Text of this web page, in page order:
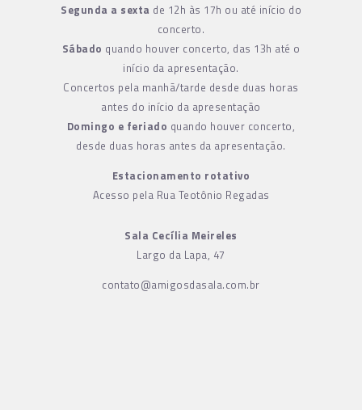
Segunda a sexta de 12h às 17h ou até início do
concerto.
Sábado quando houver concerto, das 13h até o
início da apresentação.
Concertos pela manhã/tarde desde duas horas
antes do início da apresentação
Domingo e feriado quando houver concerto,
desde duas horas antes da apresentação.
Estacionamento rotativo
Acesso pela Rua Teotônio Regadas
Sala Cecília Meireles
Largo da Lapa, 47
contato@amigosdasala.com.br